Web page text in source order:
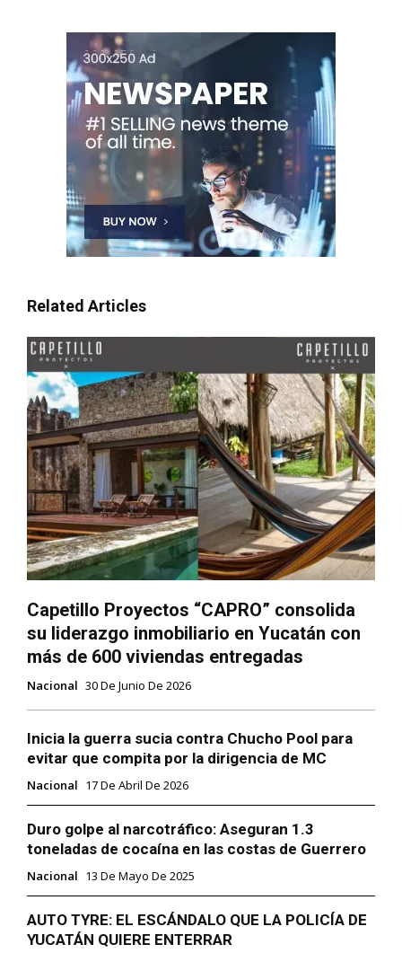
Related Articles
Capetillo Proyectos “CAPRO” consolida
su liderazgo inmobiliario en Yucatán con
más de 600 viviendas entregadas
Nacional 30 De Junio De 2026
Inicia la guerra sucia contra Chucho Pool para
evitar que compita por la dirigencia de MC
Nacional 17 De Abril De 2026
Duro golpe al narcotráfico: Aseguran 1.3
toneladas de cocaína en las costas de Guerrero
Nacional 13 De Mayo De 2025
AUTO TYRE: EL ESCÁNDALO QUE LA POLICÍA DE
YUCATÁN QUIERE ENTERRAR